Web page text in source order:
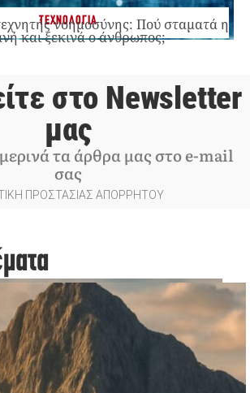
ΤΕΧΝΟΛΟΓΙΑ
νοημοσύνης: Πού σταματά η
και ξεκινά ο άνθρωπος;
στο Newsletter
μας
τα άρθρα μας στο e-mail
σας
ΠΡΟΣΤΑΣΙΑΣ ΑΠΟΡΡΗΤΟΥ